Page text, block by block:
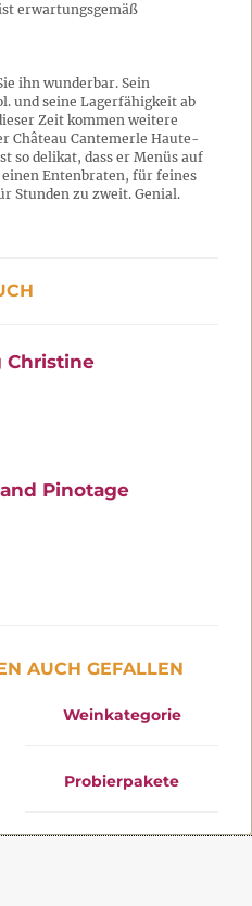
erwartungsgemäß
ihn wunderbar. Sein
und seine Lagerfähigkeit ab
Zeit kommen weitere
Château Cantemerle Haute-
so delikat, dass er Menüs auf
Entenbraten, für feines
Stunden zu zweit. Genial.
Christine
Pinotage
AUCH GEFALLEN
Weinkategorie
Probierpakete